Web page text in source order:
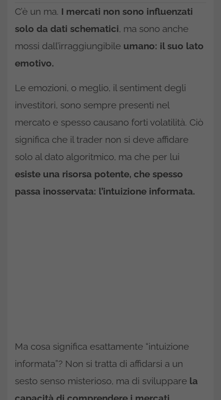
C’è un ma. I mercati non sono influenzati
solo da dati schematici, ma sono anche
mossi dall’irraggiungibile umano: il suo lato
emotivo.
Le emozioni, o meglio, il sentiment degli
investitori, sono sempre presenti nel
mercato e spesso causano forti volatilità. Ciò
significa che il trader non si deve affidare
solo al dato algoritmico, ma che per lui
esiste una risorsa potente, che spesso
passa inosservata: l’intuizione informata.
Ma cosa significa esattamente “intuizione
informata”? Non si tratta di affidarsi a un
sesto senso misterioso, ma di sviluppare la